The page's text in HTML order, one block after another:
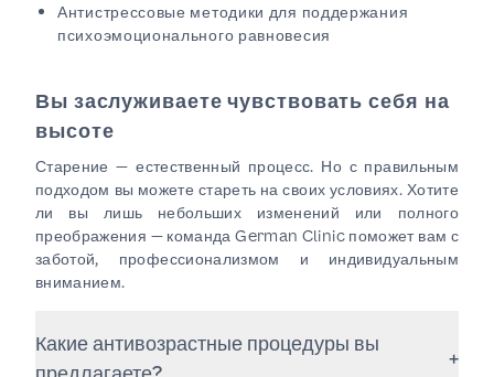
Антистрессовые методики для поддержания
психоэмоционального равновесия
Вы заслуживаете чувствовать себя на
высоте
Старение — естественный процесс. Но с правильным
подходом вы можете стареть на своих условиях. Хотите
ли вы лишь небольших изменений или полного
преображения — команда German Clinic поможет вам с
заботой, профессионализмом и индивидуальным
вниманием.
Какие антивозрастные процедуры вы
+